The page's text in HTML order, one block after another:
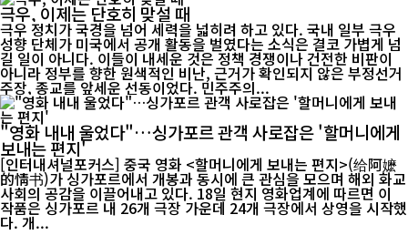
극우, 이제는 단호히 맞설 때
극우 정치가 국경을 넘어 세력을 넓히려 하고 있다. 국내 일부 극우
성향 단체가 미국에서 공개 활동을 벌였다는 소식은 결코 가볍게 넘
길 일이 아니다. 이들이 내세운 것은 정책 경쟁이나 건전한 비판이
아니라 정부를 향한 원색적인 비난, 근거가 확인되지 않은 부정선거
주장, 종교를 앞세운 선동이었다. 민주주의...
"영화 내내 울었다"…싱가포르 관객 사로잡은 '할머니에게
보내는 편지'
[인터내셔널포커스] 중국 영화 <할머니에게 보내는 편지>(给阿嬷
的情书)가 싱가포르에서 개봉과 동시에 큰 관심을 모으며 해외 화교
사회의 공감을 이끌어내고 있다. 18일 현지 영화업계에 따르면 이
작품은 싱가포르 내 26개 극장 가운데 24개 극장에서 상영을 시작했
다. 개...